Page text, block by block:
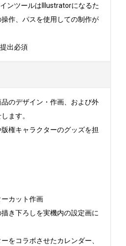
ンツールはIllustratorになるた
作、パスを使用しての制作が
出必須
のデザイン・作画、および外
ます。
権キャラクターのグッズを担
カット作画
下ろしを実機内の設定画に
コラボさせたカレンダー、